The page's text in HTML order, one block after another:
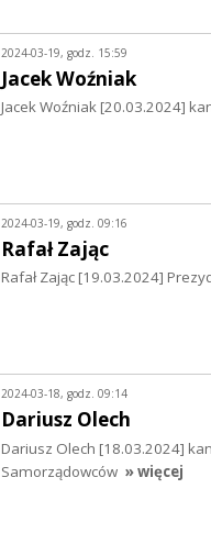
2024-03-19, godz. 15:59
Jacek Woźniak
Jacek Woźniak [20.03.2024]
2024-03-19, godz. 09:16
Rafał Zając
Rafał Zając [19.03.2024]
2024-03-18, godz. 09:14
Dariusz Olech
Dariusz Olech [18.03.2024]
Samorządowców » więcej